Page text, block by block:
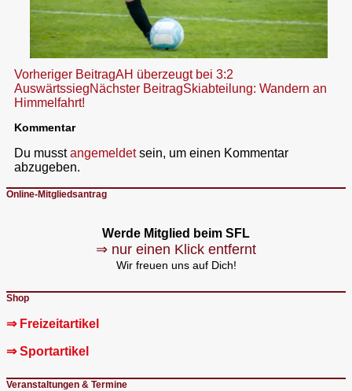
Beitragsnavigation
Vorheriger BeitragAH überzeugt bei 3:2
AuswärtssiegNächster BeitragSkiabteilung: Wandern an
Himmelfahrt!
Kommentar
Du musstangemeldetsein, um einen Kommentar
abzugeben.
Online-Mitgliedsantrag
Werde Mitglied beim SFL
⇒ nur einen Klick entfernt
Wir freuen uns auf Dich!
Shop
⇒ Freizeitartikel
⇒ Sportartikel
Veranstaltungen & Termine